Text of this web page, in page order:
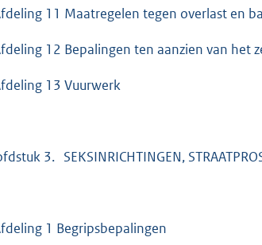
11 Maatregelen tegen overlast en
12 Bepalingen ten aanzien van het
13 Vuurwerk
3. SEKSINRICHTINGEN,
1 Begripsbepalingen